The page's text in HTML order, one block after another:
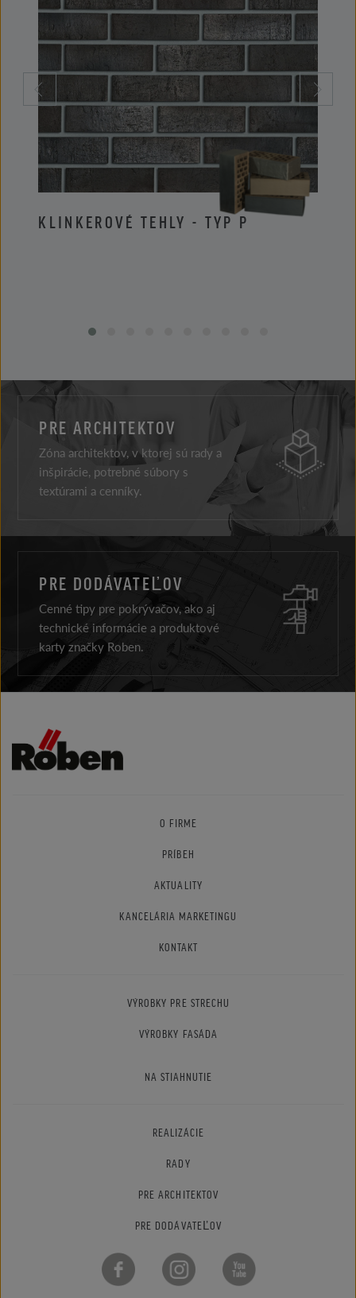
KLINKEROVÉ TEHLY - TYP P
PRE ARCHITEKTOV
Zóna architektov, v ktorej sú rady a
inšpirácie, potrebné súbory s
textúrami a cenníky.
PRE DODÁVATEĽOV
Cenné tipy pre pokrývačov, ako aj
technické informácie a produktové
karty značky Roben.
O FIRME
PRÍBEH
AKTUALITY
KANCELÁRIA MARKETINGU
KONTAKT
VÝROBKY PRE STRECHU
VÝROBKY FASÁDA
NA STIAHNUTIE
REALIZÁCIE
RADY
PRE ARCHITEKTOV
PRE DODÁVATEĽOV